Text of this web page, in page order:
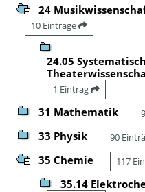
24
10 Einträge
24.05
1 Eintrag
31 Mathematik
33 Physik 90
35 Chemie 117
35.14